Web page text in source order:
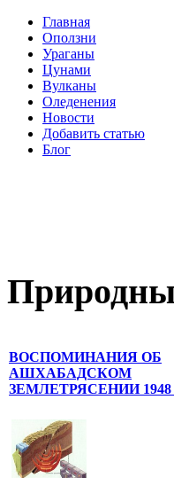
Главная
Оползни
Ураганы
Цунами
Вулканы
Оледенения
Новости
Добавить статью
Блог
ВОСПОМИНАНИЯ ОБ
АШХАБАДСКОМ
ЗЕМЛЕТРЯСЕНИИ